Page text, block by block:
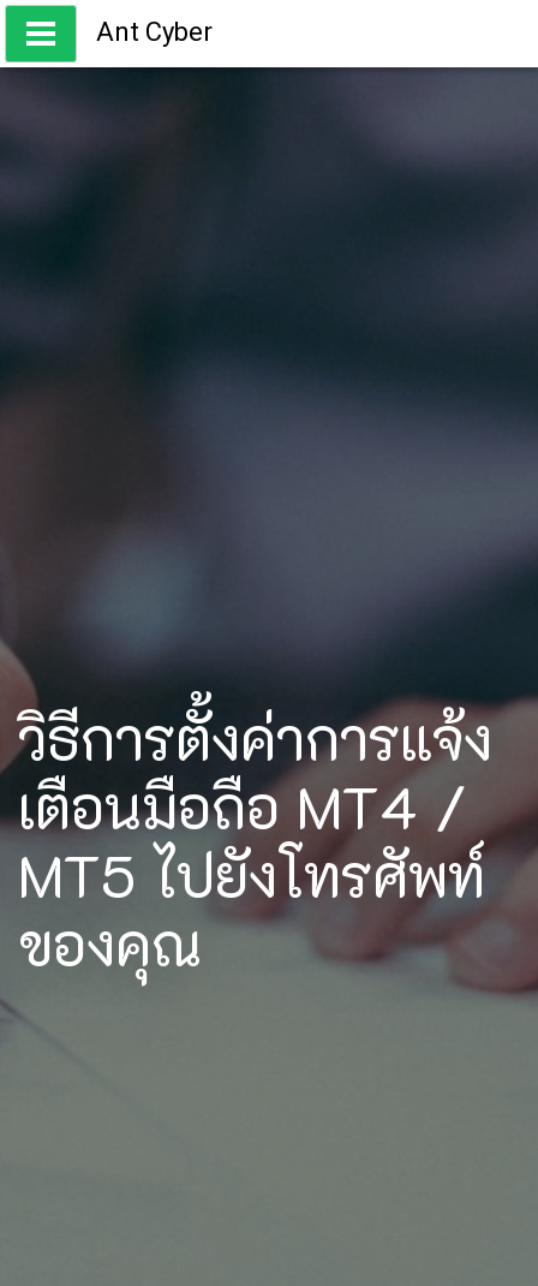
Skip
content
Ant Cyber
วิธีการตั้งค่าการแจ้ง
เตือนมือถือ MT4 /
MT5 ไปยังโทรศัพท์
ของคุณ